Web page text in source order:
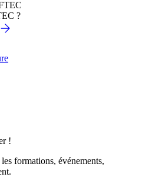
?
!
formations, événements,